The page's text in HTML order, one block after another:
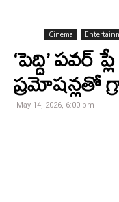
Cinema
‘పెద్ది’ పవర్
ప్రమోషన్లతో
May 14, 2026, 6:00 pm